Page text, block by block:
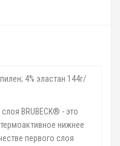
4% эластан 144г/
BRUBECK® - это
нижнее
первого слоя